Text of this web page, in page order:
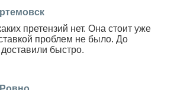
претензий нет. Она стоит уже
проблем не было. До
быстро.